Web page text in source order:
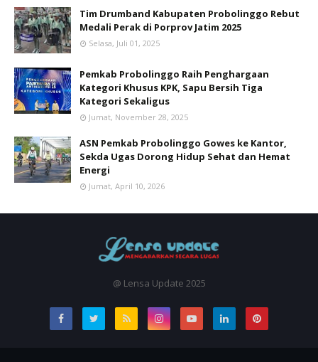
Tim Drumband Kabupaten Probolinggo Rebut
Medali Perak di Porprov Jatim 2025
Selasa, Juli 01, 2025
Pemkab Probolinggo Raih Penghargaan
Kategori Khusus KPK, Sapu Bersih Tiga
Kategori Sekaligus
Jumat, November 28, 2025
ASN Pemkab Probolinggo Gowes ke Kantor,
Sekda Ugas Dorong Hidup Sehat dan Hemat
Energi
Jumat, April 10, 2026
@ Lensa Update 2025